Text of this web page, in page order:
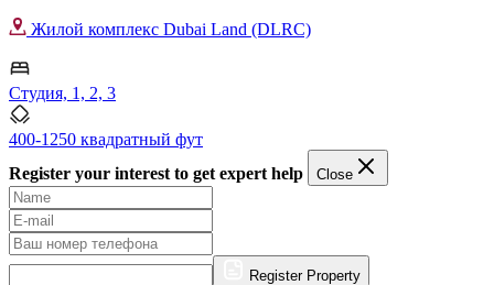
Жилой комплекс Dubai Land (DLRC)
Студия, 1, 2, 3
400-1250 квадратный фут
Register your interest to get expert help
Close
Register Property